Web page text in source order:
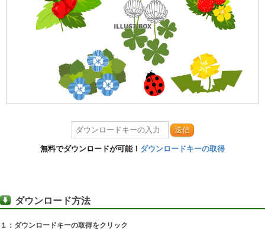
送信
無料でダウンロードが可能！ ダウンロードキーの取得
ダウンロード方法
１：ダウンロードキーの取得をクリック